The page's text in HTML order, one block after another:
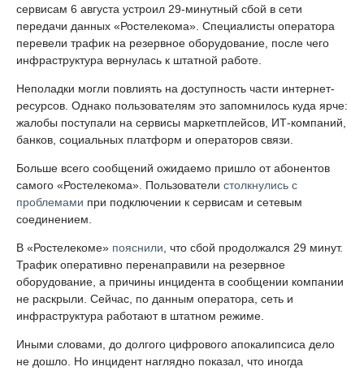
сервисам 6 августа устроил 29-минутный сбой в сети
передачи данных «Ростелекома». Специалисты оператора
перевели трафик на резервное оборудование, после чего
инфраструктура вернулась к штатной работе.
Неполадки могли повлиять на доступность части интернет-
ресурсов. Однако пользователям это запомнилось куда ярче:
жалобы поступали на сервисы маркетплейсов, ИТ-компаний,
банков, социальных платформ и операторов связи.
Больше всего сообщений ожидаемо пришло от абонентов
самого «Ростелекома». Пользователи столкнулись с
проблемами при подключении к сервисам и сетевым
соединением.
В «Ростелекоме» пояснили, что сбой продолжался 29 минут.
Трафик оперативно перенаправили на резервное
оборудование, а причины инцидента в сообщении компании
не раскрыли. Сейчас, по данным оператора, сеть и
инфраструктура работают в штатном режиме.
Иными словами, до долгого цифрового апокалипсиса дело
не дошло. Но инцидент наглядно показал, что иногда